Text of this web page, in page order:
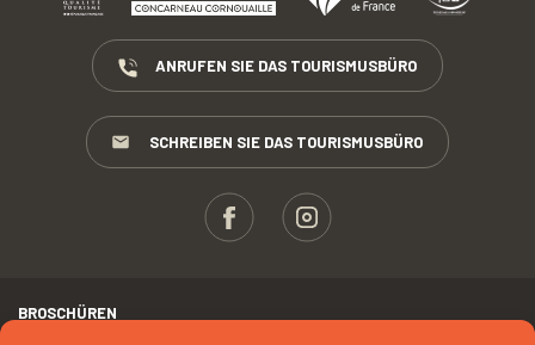
ANRUFEN SIE DAS TOURISMUSBÜRO
SCHREIBEN SIE DAS TOURISMUSBÜRO
BROSCHÜREN